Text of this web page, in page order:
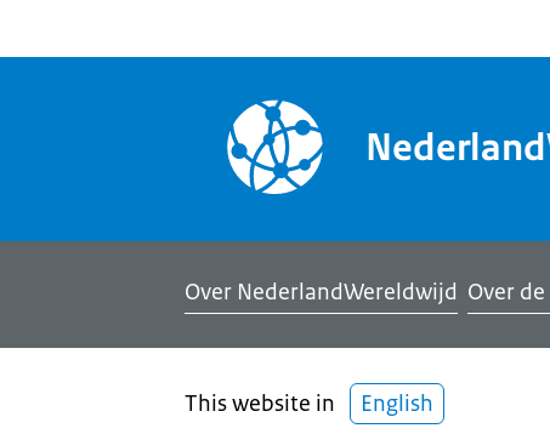
Over NederlandWereldwijd Over
This website in English